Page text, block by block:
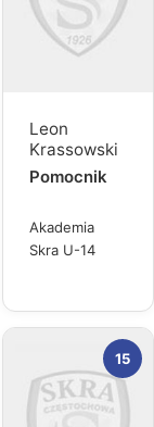
Leon
Krassowski
Pomocnik
Akademia
Skra U-14
15